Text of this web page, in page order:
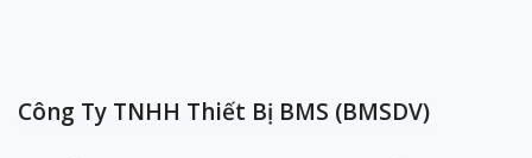
Công Ty TNHH Thiết Bị BMS (BMSDV)